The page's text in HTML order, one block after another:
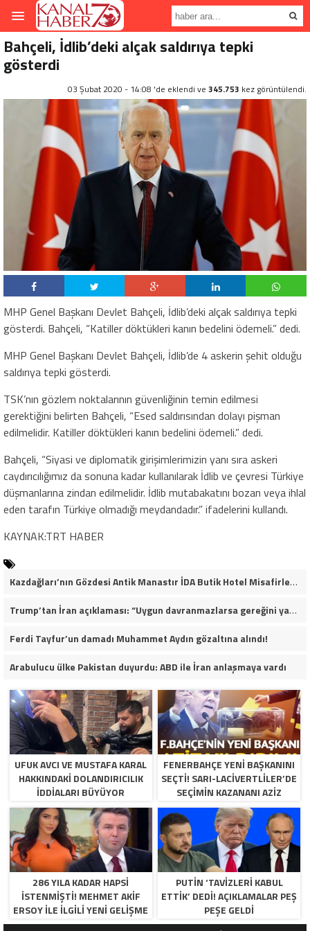
Bahçeli, İdlib’deki alçak saldırıya tepki
gösterdi
03 Şubat 2020 - 14:08 'de eklendi ve 345.753 kez görüntülendi.
MHP Genel Başkanı Devlet Bahçeli, İdlib’deki alçak saldırıya tepki
gösterdi. Bahçeli, “Katiller döktükleri kanın bedelini ödemeli.” dedi.
MHP Genel Başkanı Devlet Bahçeli, İdlib’de 4 askerin şehit olduğu
saldırıya tepki gösterdi.
TSK’nın gözlem noktalarının güvenliğinin temin edilmesi
gerektiğini belirten Bahçeli, “Esed saldırısından dolayı pişman
edilmelidir. Katiller döktükleri kanın bedelini ödemeli.” dedi.
Bahçeli, “Siyasi ve diplomatik girişimlerimizin yanı sıra askeri
caydırıcılığımız da sonuna kadar kullanılarak İdlib ve çevresi Türkiye
düşmanlarına zindan edilmelidir. İdlib mutabakatını bozan veya ihlal
eden tarafın Türkiye olmadığı meydandadır.” ifadelerini kullandı.
KAYNAK:TRT HABER
Kazdağları’nın Gözdesi Antik Manastır İDA Butik Hotel Misafirlerinden Tam Not Alıyor
Trump’tan İran açıklaması: “Uygun davranmazlarsa gereğini yaparım”
Ferdi Tayfur’un damadı Muhammet Aydın gözaltına alındı!
Arabulucu ülke Pakistan duyurdu: ABD ile İran anlaşmaya vardı
UFUK AVCI VE MUSTAFA KARAL
HAKKINDAKI DOLANDIRICILIK
İDDIALARI BÜYÜYOR
FENERBAHÇE YENI BAŞKANINI
SEÇTI! SARI-LACIVERTLILER’DE
SEÇIMIN KAZANANI AZIZ
YILDIRIM OLDU
286 YILA KADAR HAPSI
ISTENMIŞTI! MEHMET AKIF
ERSOY ILE ILGILI YENI GELIŞME
PUTIN ‘TAVIZLERI KABUL
ETTIK’ DEDI! AÇIKLAMALAR PEŞ
PEŞE GELDI